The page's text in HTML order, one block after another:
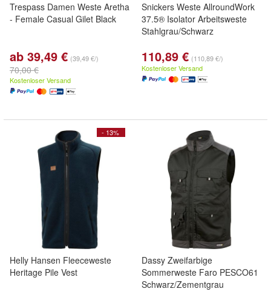
Trespass Damen Weste Aretha
- Female Casual Gilet Black
ab 39,49 € (39,49 €/)
70,00 €
Kostenloser Versand
Snickers Weste AllroundWork
37.5® Isolator Arbeitsweste
Stahlgrau/Schwarz
110,89 € (110,89 €/)
Kostenloser Versand
- 13%
Helly Hansen Fleeceweste
Heritage Pile Vest
Dassy Zweifarbige
Sommerweste Faro PESCO61
Schwarz/Zementgrau